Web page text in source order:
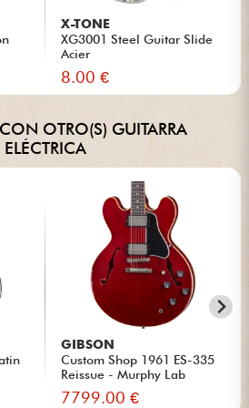
X-TONE
XG3001 Steel Guitar Slide
Acier
8.00 €
OTRO(S) GUITARRA
ELÉCTRICA
GIBSON
Custom Shop 1961 ES-335
Reissue - Murphy Lab
Heavy...
7799.00 €